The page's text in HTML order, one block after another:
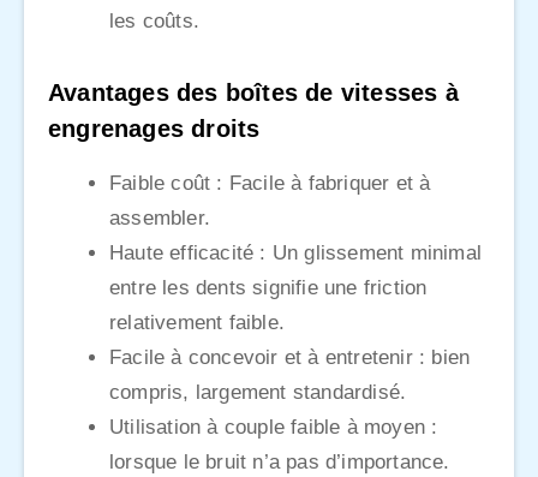
les coûts.
Avantages des boîtes de vitesses à
engrenages droits
Faible coût : Facile à fabriquer et à
assembler.
Haute efficacité : Un glissement minimal
entre les dents signifie une friction
relativement faible.
Facile à concevoir et à entretenir : bien
compris, largement standardisé.
Utilisation à couple faible à moyen :
lorsque le bruit n’a pas d’importance.